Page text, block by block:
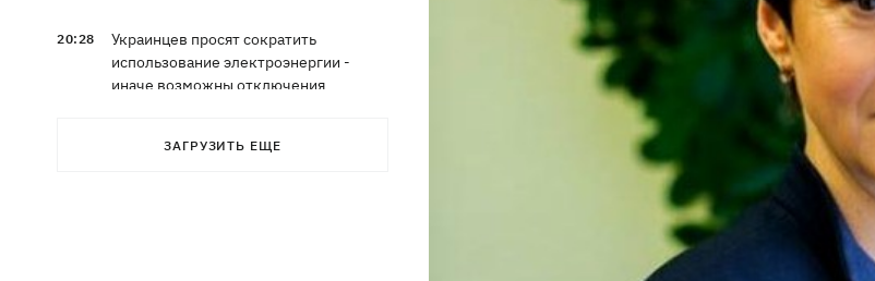
20:28
Украинцев просят сократить
использование электроэнергии -
иначе возможны отключения
Тайский футболист погиб от удара
ЗАГРУЗИТЬ ЕЩЕ